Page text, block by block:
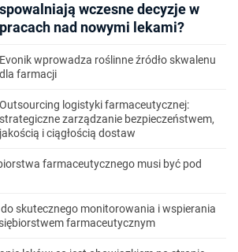
spowalniają wczesne decyzje w
pracach nad nowymi lekami?
Evonik wprowadza roślinne źródło skwalenu
dla farmacji
Outsourcing logistyki farmaceutycznej:
strategiczne zarządzanie bezpieczeństwem,
jakością i ciągłością dostaw
farmaceutycznego musi być pod
skutecznego monitorowania i wspierania
farmaceutycznym